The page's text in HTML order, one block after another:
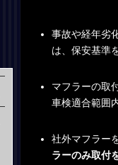
事故や経年劣
は、保安基準
マフラーの取
車検適合範囲
社外マフラー
ラーのみ取付